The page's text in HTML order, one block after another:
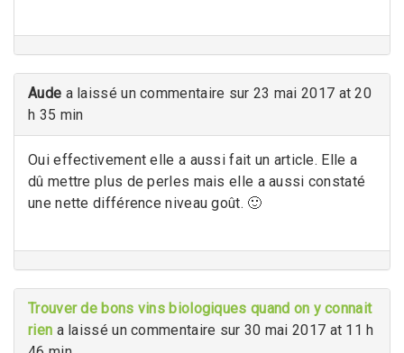
Aude a laissé un commentaire sur 23 mai 2017 at 20
h 35 min
Oui effectivement elle a aussi fait un article. Elle a
dû mettre plus de perles mais elle a aussi constaté
une nette différence niveau goût. 🙂
Trouver de bons vins biologiques quand on y connait
rien a laissé un commentaire sur 30 mai 2017 at 11 h